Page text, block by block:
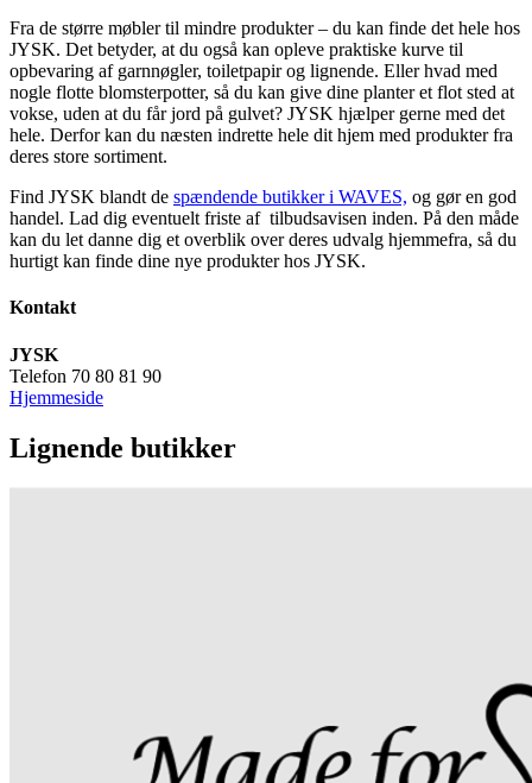
Fra de større møbler til mindre produkter – du kan finde det hele hos
JYSK. Det betyder, at du også kan opleve praktiske kurve til
opbevaring af garnnøgler, toiletpapir og lignende. Eller hvad med
nogle flotte blomsterpotter, så du kan give dine planter et flot sted at
vokse, uden at du får jord på gulvet? JYSK hjælper gerne med det
hele. Derfor kan du næsten indrette hele dit hjem med produkter fra
deres store sortiment.
Find JYSK blandt de spændende butikker i WAVES, og gør en god
handel. Lad dig eventuelt friste af tilbudsavisen inden. På den måde
kan du let danne dig et overblik over deres udvalg hjemmefra, så du
hurtigt kan finde dine nye produkter hos JYSK.
Kontakt
JYSK
Telefon 70 80 81 90
Hjemmeside
Lignende butikker